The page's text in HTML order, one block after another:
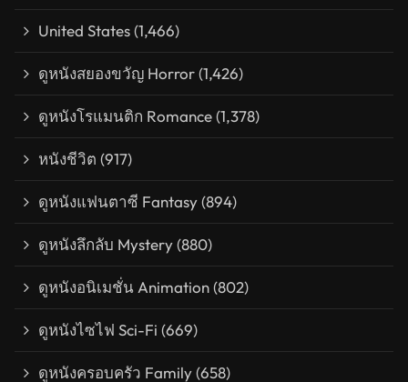
United States(1,466)
ดูหนังสยองขวัญ Horror(1,426)
ดูหนังโรแมนติก Romance(1,378)
หนังชีวิต (917)
ดูหนังแฟนตาซี Fantasy(894)
ดูหนังลึกลับ Mystery(880)
ดูหนังอนิเมชั่น Animation(802)
ดูหนังไซไฟ Sci-Fi (669)
ดูหนังครอบครัว Family(658)